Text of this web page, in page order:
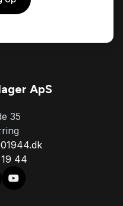
ApS
35
44